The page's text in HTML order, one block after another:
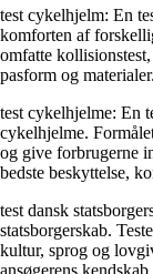
test cykelhjelm: En
komforten af
omfatte
pasform og materialer.
test cykelhjelme: En
cykelhjelme.
og give forbrugerne
bedste beskyttelse,
test dansk
statsborgerskab.
kultur, sprog og
ansøgerens